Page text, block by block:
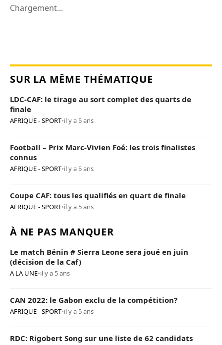
Chargement...
SUR LA MÊME THÉMATIQUE
LDC-CAF: le tirage au sort complet des quarts de
finale
AFRIQUE - SPORT•il y a 5 ans
Football – Prix Marc-Vivien Foé: les trois finalistes
connus
AFRIQUE - SPORT•il y a 5 ans
Coupe CAF: tous les qualifiés en quart de finale
AFRIQUE - SPORT•il y a 5 ans
À NE PAS MANQUER
Le match Bénin # Sierra Leone sera joué en juin
(décision de la Caf)
A LA UNE•il y a 5 ans
CAN 2022: le Gabon exclu de la compétition?
AFRIQUE - SPORT•il y a 5 ans
RDC: Rigobert Song sur une liste de 62 candidats